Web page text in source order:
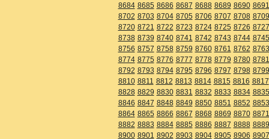
8684 8685 8686 8687 8688 8689 8690 8691
8702 8703 8704 8705 8706 8707 8708 8709
8720 8721 8722 8723 8724 8725 8726 8727
8738 8739 8740 8741 8742 8743 8744 8745
8756 8757 8758 8759 8760 8761 8762 8763
8774 8775 8776 8777 8778 8779 8780 8781
8792 8793 8794 8795 8796 8797 8798 8799
8810 8811 8812 8813 8814 8815 8816 8817
8828 8829 8830 8831 8832 8833 8834 8835
8846 8847 8848 8849 8850 8851 8852 8853
8864 8865 8866 8867 8868 8869 8870 8871
8882 8883 8884 8885 8886 8887 8888 8889
8900 8901 8902 8903 8904 8905 8906 8907